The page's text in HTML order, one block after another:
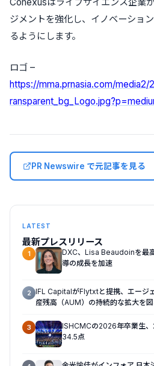
ジメントを強化し、イノベーショ
るようにします。
ロゴ –
https://mma.prnasia.com/media2/
PR Newswire で元記事を見る
LATEST
最新プレスリリース
1
DXC、Lisa Beaudoinを最
導の成長を加速
2 IFL CapitalがFlytxtと提携、エージ
産残高（AUM）の持続的な拡大を図
3
ISHCMCの2026年卒業生
34.5点